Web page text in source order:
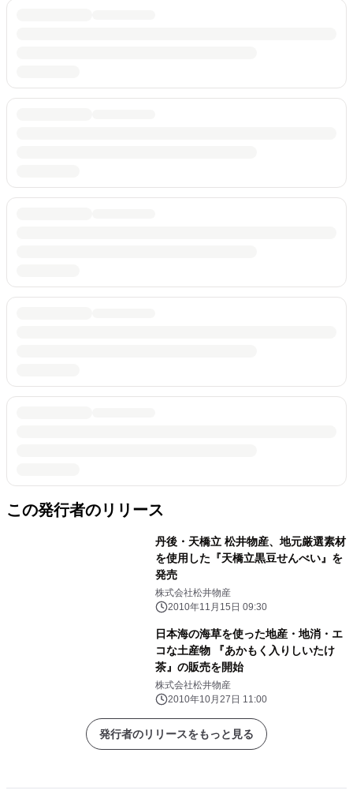
この発行者のリリース
丹後・天橋立 松井物産、地元厳選素材
を使用した『天橋立黒豆せんべい』を
発売
株式会社松井物産
2010年11月15日 09:30
日本海の海草を使った地産・地消・エ
コな土産物 『あかもく入りしいたけ
茶』の販売を開始
株式会社松井物産
2010年10月27日 11:00
発行者のリリースをもっと見る